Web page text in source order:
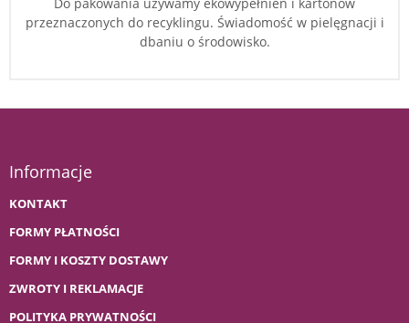
przeznaczonych do recyklingu. Świadomość w pielęgnacji i
dbaniu o środowisko.
Informacje
KONTAKT
FORMY PŁATNOŚCI
FORMY I KOSZTY DOSTAWY
ZWROTY I REKLAMACJE
POLITYKA PRYWATNOŚCI